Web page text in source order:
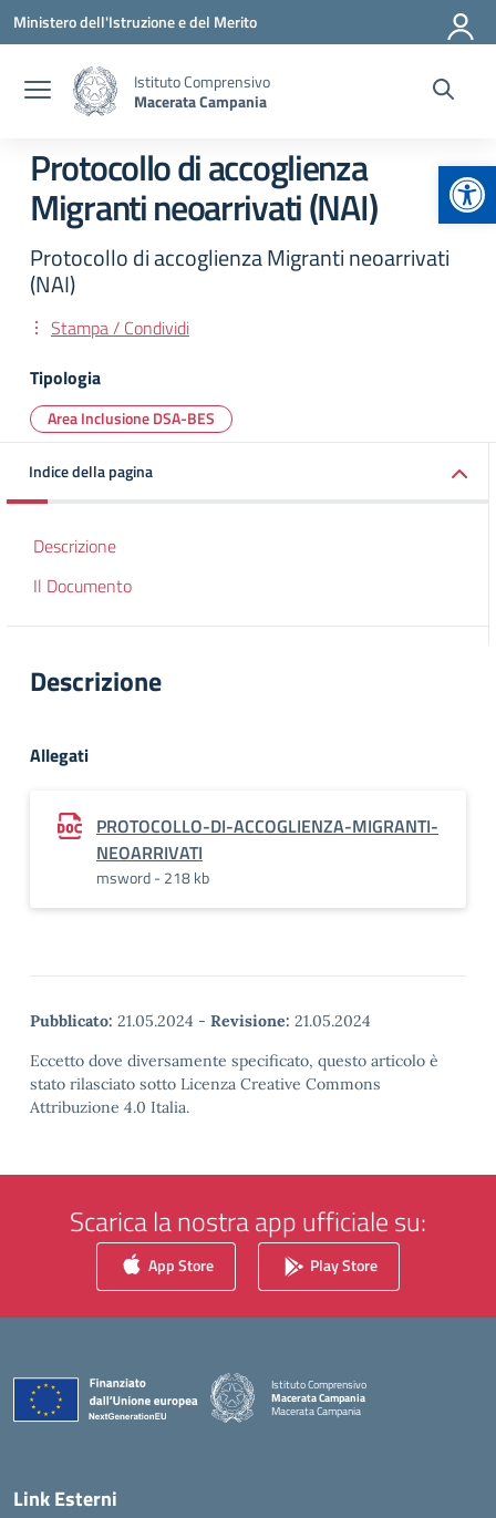
Vai ai contenuti
Vai al menu di navigazione
Vai al footer
Ministero dell'Istruzione e del Merito
Istituto Comprensivo
Macerata Campania
Protocollo di accoglienza
Migranti neoarrivati (NAI)
Protocollo di accoglienza Migranti neoarrivati
(NAI)
Stampa / Condividi
Tipologia
Area Inclusione DSA-BES
Indice della pagina
Descrizione
Il Documento
Descrizione
Allegati
PROTOCOLLO-DI-ACCOGLIENZA-MIGRANTI-
NEOARRIVATI
msword - 218 kb
Pubblicato: 21.05.2024 - Revisione: 21.05.2024
Eccetto dove diversamente specificato, questo articolo è
stato rilasciato sotto Licenza Creative Commons
Attribuzione 4.0 Italia.
Scarica la nostra app ufficiale su:
App Store Play Store
Istituto Comprensivo
Macerata Campania
Macerata Campania
— Visita la pagina iniziale della scuola
Link Esterni